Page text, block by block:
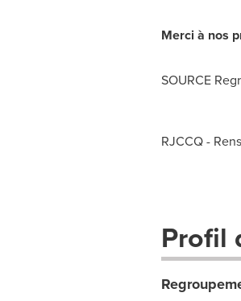
Merci à nos
SOURCE
RJCCQ -
Profil